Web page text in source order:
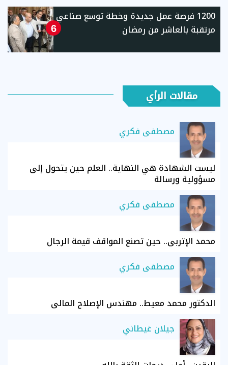
6
1200 فرصة عمل جديدة وخطة توسع صناعي
مرتقبة بالعاشر من رمضان
مقالات الرأي
مصطفى فكري
ليست الشهادة هي النهاية.. العلم حين يتحول إلى
مسؤولية ورسالة
مصطفى فكري
محمد الإتربي.. حين تصنع المواقف قيمة الرجال
مصطفى فكري
الدكتور محمد معيط.. مهندس الإصلاح المالي
جيلان غيطاني